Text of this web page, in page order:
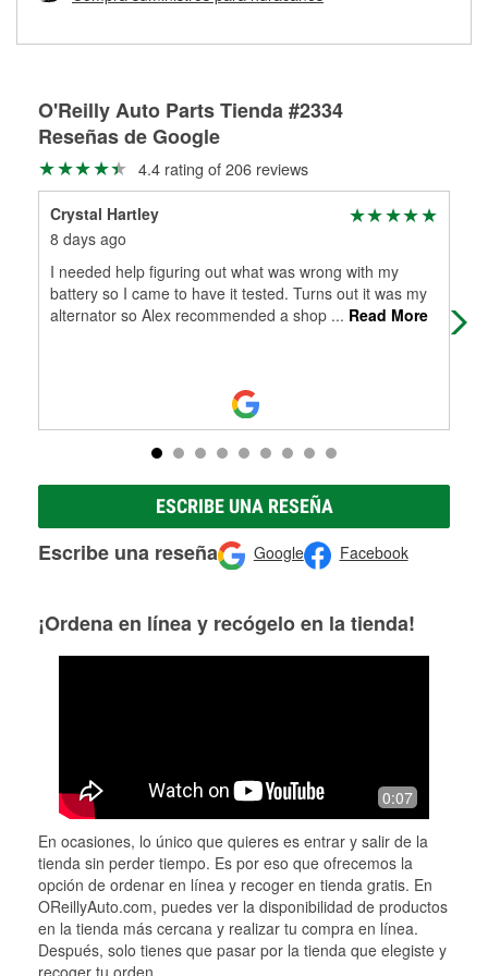
partes de reemplazo correctas para tu reparación.
O'Reilly Auto Parts Tienda #2334
Reseñas de Google
4.4 rating of 206 reviews
Crystal Hartley
8 days ago
I needed help figuring out what was wrong with my
battery so I came to have it tested. Turns out it was my
alternator so Alex recommended a shop ... Read More
ESCRIBE UNA RESEÑA
Escribe una reseña Google Facebook
¡Ordena en línea y recógelo en la tienda!
0:07
En ocasiones, lo único que quieres es entrar y salir de la
tienda sin perder tiempo. Es por eso que ofrecemos la
opción de ordenar en línea y recoger en tienda gratis. En
OReillyAuto.com, puedes ver la disponibilidad de productos
en la tienda más cercana y realizar tu compra en línea.
Después, solo tienes que pasar por la tienda que elegiste y
recoger tu orden.